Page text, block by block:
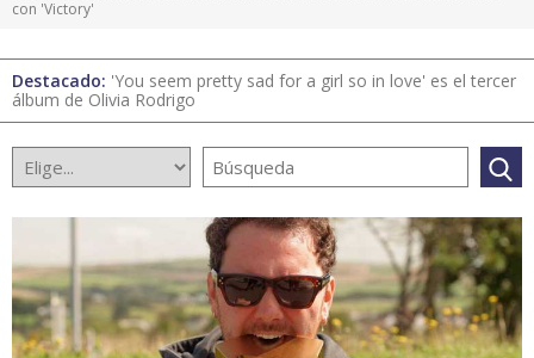
con 'Victory'
Destacado: 'You seem pretty sad for a girl so in love' es el tercer
álbum de Olivia Rodrigo